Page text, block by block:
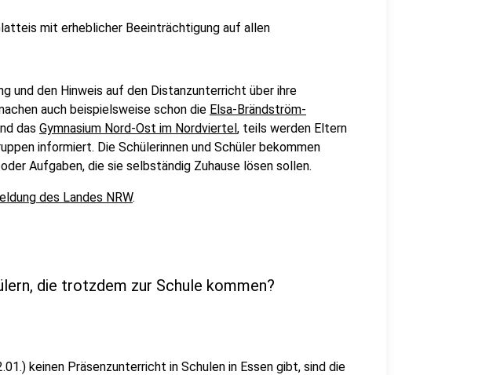
mit erheblicher Beeinträchtigung auf allen
und den Hinweis auf den Distanzunterricht über ihre
auch beispielsweise schon die Elsa-Brändström-
das Gymnasium Nord-Ost im Nordviertel, teils werden Eltern
informiert. Die Schülerinnen und Schüler bekommen
Aufgaben, die sie selbständig Zuhause lösen sollen.
des Landes NRW.
die trotzdem zur Schule kommen?
keinen Präsenzunterricht in Schulen in Essen gibt, sind die